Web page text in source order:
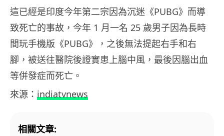
這已經是印度今年第二宗因為沉迷《PUBG》而導
致死亡的事故，今年 1 月一名 25 歲男子因為長時
間玩手機版《PUBG》，之後無法提起右手和右
腳，被送往醫院後證實患上腦中風，最後因腦出血
等併發症而死亡。
來源： indiatvnews
相關文章: